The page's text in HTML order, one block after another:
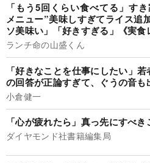
「もう5回くらい食べてる」す
メニュー”美味しすぎてライス追
ソ美味い」「好きすぎる」《実食
ランチ命の山盛くん
「好きなことを仕事にしたい」
の回答が正論すぎて、ぐうの音も
小倉健一
「心が疲れたら」真っ先にすべ
ダイヤモンド社書籍編集局